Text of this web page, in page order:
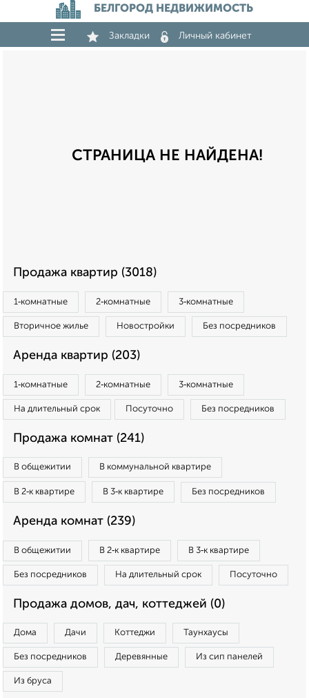
БЕЛГОРОД НЕДВИЖИМОСТЬ
Закладки Личный кабинет
СТРАНИЦА НЕ НАЙДЕНА!
Продажа квартир (3018)
1‑комнатные 2‑комнатные 3‑комнатные
Вторичное жилье Новостройки Без посредников
Аренда квартир (203)
1‑комнатные 2‑комнатные 3‑комнатные
На длительный срок Посуточно Без посредников
Продажа комнат (241)
В общежитии В коммунальной квартире
В 2‑к квартире В 3‑к квартире Без посредников
Аренда комнат (239)
В общежитии В 2‑к квартире В 3‑к квартире
Без посредников На длительный срок Посуточно
Продажа домов, дач, коттеджей (0)
Дома Дачи Коттеджи Таунхаусы
Без посредников Деревянные Из сип панелей
Из бруса